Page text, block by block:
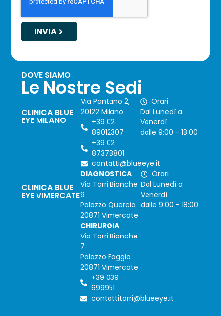
INVIA
DOVE SIAMO
Le Nostre Sedi
CLINICA BLUE
EYE MILANO
Via Pantano 2,
20122 Milano
+39 02
89012307
+39 02
87378801
contatti@blueeye.it
Orari
Dal Lunedì a
Venerdì
dalle 9:00 - 18:00
CLINICA BLUE
EYE VIMERCATE
DIAGNOSTICA
Via Torri Bianche
9
Palazzo Quercia
20871 Vimercate
CHIRURGIA
Via Torri Bianche
7
Palazzo Faggio
20871 Vimercate
+39 039
699951
contattitorri@blueeye.it
Orari
Dal Lunedì a
Venerdì
dalle 9:00 - 18:00